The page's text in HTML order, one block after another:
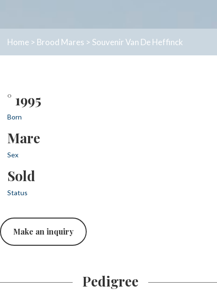
Home > Brood Mares > Souvenir Van De Heffinck
° 1995
Born
Mare
Sex
Sold
Status
Make an inquiry
Pedigree